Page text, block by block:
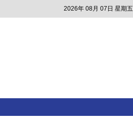
2026年 08月 07日 星期五